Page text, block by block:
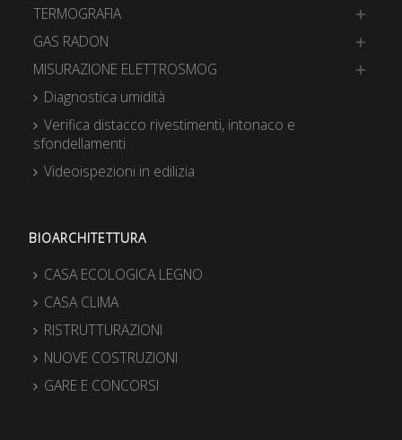
TERMOGRAFIA
GAS RADON
MISURAZIONE ELETTROSMOG
Diagnostica umidità
Verifica distacco rivestimenti, intonaco e
sfondellamenti
Videoispezioni in edilizia
BIOARCHITETTURA
CASA ECOLOGICA LEGNO
CASA CLIMA
RISTRUTTURAZIONI
NUOVE COSTRUZIONI
GARE E CONCORSI